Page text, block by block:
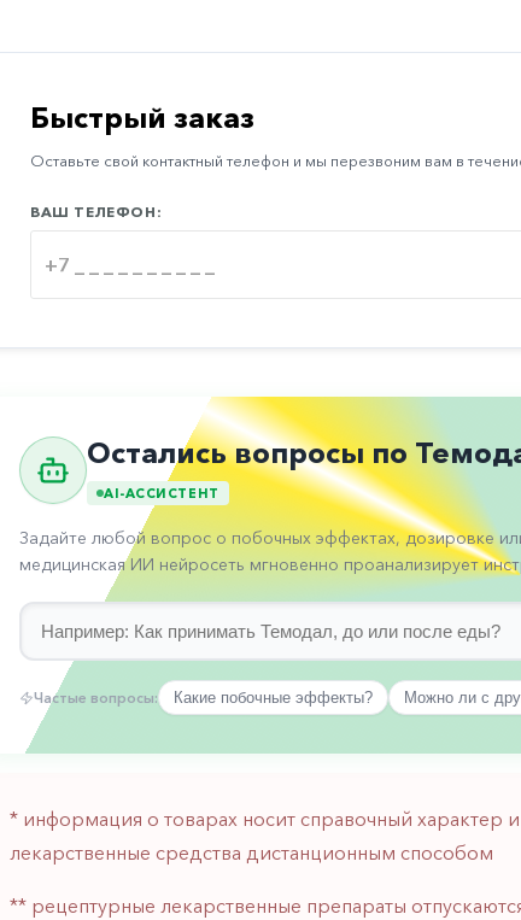
Быстрый заказ
Оставьте свой контактный телефон и мы перезвоним вам в
ВАШ ТЕЛЕФОН:
Остались вопросы по
AI-АССИСТЕНТ
Задайте любой вопрос о побочных эффектах, дозировке
медицинская ИИ нейросеть мгновенно проанализирует
Частые вопросы: Какие побочные эффекты? Можно ли с
* информация о товарах носит справочный
лекарственные средства дистанционным способом
** рецептурные лекарственные препараты